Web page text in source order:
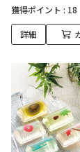
獲得ポイント : 18
詳細